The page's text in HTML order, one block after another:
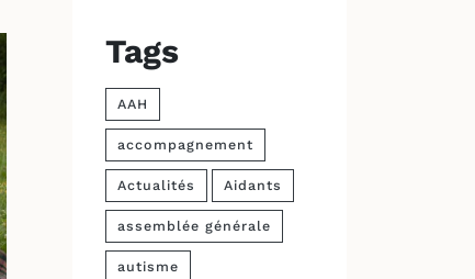
Tags
AAH
accompagnement
Actualités Aidants
assemblée générale
autisme